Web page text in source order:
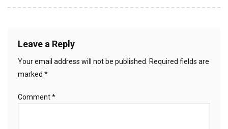
Leave a Reply
Your email address will not be published.
Required fields are
marked *
Comment*